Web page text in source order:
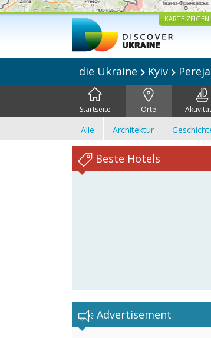
KARTE ZEIGEN
die Ukraine Kyiv
Startseite Orte
Alle Architektur
Beste Hotels
Advertisement